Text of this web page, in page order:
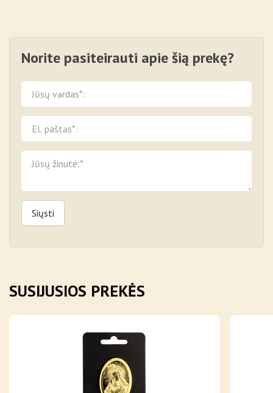
Norite pasiteirauti apie šią prekę?
Siųsti
SUSIJUSIOS PREKĖS